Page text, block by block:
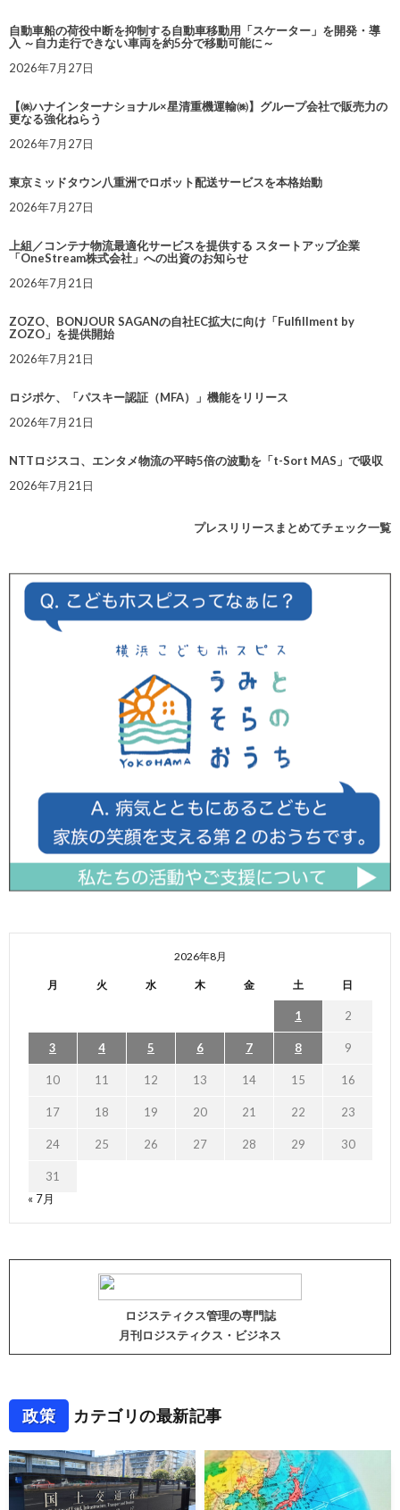
自動車船の荷役中断を抑制する自動車移動用「スケーター」を開発・導
入 ～自力走行できない車両を約5分で移動可能に～
2026年7月27日
【㈱ハナインターナショナル×星清重機運輸㈱】グループ会社で販売力の
更なる強化ねらう
2026年7月27日
東京ミッドタウン八重洲でロボット配送サービスを本格始動
2026年7月27日
上組／コンテナ物流最適化サービスを提供する スタートアップ企業
「OneStream株式会社」への出資のお知らせ
2026年7月21日
ZOZO、BONJOUR SAGANの自社EC拡大に向け「Fulfillment by
ZOZO」を提供開始
2026年7月21日
ロジポケ、「パスキー認証（MFA）」機能をリリース
2026年7月21日
NTTロジスコ、エンタメ物流の平時5倍の波動を「t-Sort MAS」で吸収
2026年7月21日
プレスリリースまとめてチェック一覧
2026年8月
月 火 水 木 金 土 日
1 2
3 4 5 6 7 8 9
10 11 12 13 14 15 16
17 18 19 20 21 22 23
24 25 26 27 28 29 30
31
« 7月
ロジスティクス管理の専門誌
月刊ロジスティクス・ビジネス
政策 カテゴリの最新記事